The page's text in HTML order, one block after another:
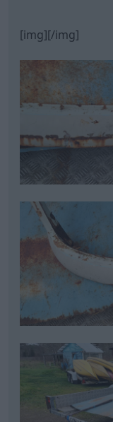
[img][/img]